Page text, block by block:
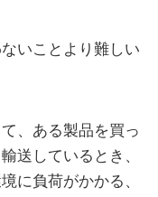
いことより難しい
、ある製品を買っ
送しているとき、
に負荷がかかる、